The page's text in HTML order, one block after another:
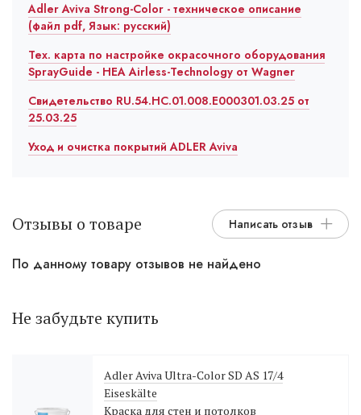
Adler Aviva Strong-Color - техническое описание
(файл pdf, Язык: русский)
Тех. карта по настройке окрасочного оборудования
SprayGuide - HEA Airless-Technology от Wagner
Свидетельство RU.54.HC.01.008.E000301.03.25 от
25.03.25
Уход и очистка покрытий ADLER Aviva
Отзывы о товаре Написать отзыв
По данному товару отзывов не найдено
Не забудьте купить
Adler Aviva Ultra-Color SD AS 17/4
Eiseskälte
Краска для стен и потолков